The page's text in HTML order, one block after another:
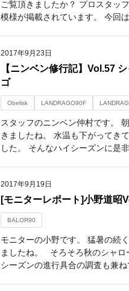
ご覧頂きましたか？ プロスタッ
模様が掲載されています。 今回
2017年9月23日
【ニンベン修行記】Vol.57
ゴ
Obelisk LANDRAGO90F
スタッフのニンベン仲村です。
きましたね。 水温も下がってき
した。 そんなハイシーズンに是
2017年9月19日
[モニターレポート]小野道昭
BALOR90
モニターの小野です。 猛暑の続
ましたね。 そろそろ秋のシャロ
シーズンの進行具合の調査も兼ね